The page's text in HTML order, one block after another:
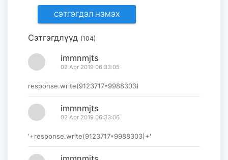
2026-08-05
Фулбрайтын хөтөлбөр ...
Сэтгэгдлүүд (104)
immnmjts
02 Apr 2019 06:33:05
response.write(9123717*9988303)
immnmjts
02 Apr 2019 06:33:06
'+response.write(9123717*9988303)+'